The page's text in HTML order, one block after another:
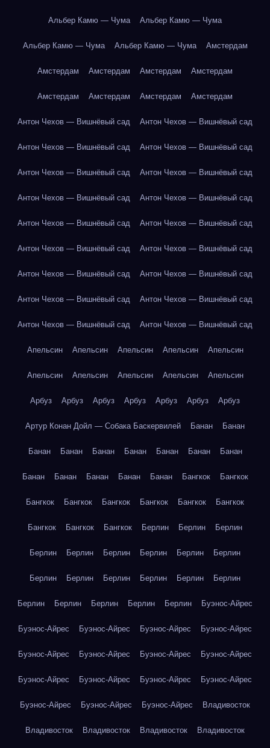
Альбер Камю — Чума Альбер Камю — Чума
Альбер Камю — Чума Альбер Камю — Чума Амстердам
Амстердам Амстердам Амстердам Амстердам
Амстердам Амстердам Амстердам Амстердам
Антон Чехов — Вишнёвый сад Антон Чехов — Вишнёвый сад
Антон Чехов — Вишнёвый сад Антон Чехов — Вишнёвый сад
Антон Чехов — Вишнёвый сад Антон Чехов — Вишнёвый сад
Антон Чехов — Вишнёвый сад Антон Чехов — Вишнёвый сад
Антон Чехов — Вишнёвый сад Антон Чехов — Вишнёвый сад
Антон Чехов — Вишнёвый сад Антон Чехов — Вишнёвый сад
Антон Чехов — Вишнёвый сад Антон Чехов — Вишнёвый сад
Антон Чехов — Вишнёвый сад Антон Чехов — Вишнёвый сад
Антон Чехов — Вишнёвый сад Антон Чехов — Вишнёвый сад
Апельсин Апельсин Апельсин Апельсин Апельсин
Апельсин Апельсин Апельсин Апельсин Апельсин
Арбуз Арбуз Арбуз Арбуз Арбуз Арбуз Арбуз
Артур Конан Дойл — Собака Баскервилей Банан Банан
Банан Банан Банан Банан Банан Банан Банан
Банан Банан Банан Банан Банан Бангкок Бангкок
Бангкок Бангкок Бангкок Бангкок Бангкок Бангкок
Бангкок Бангкок Бангкок Берлин Берлин Берлин
Берлин Берлин Берлин Берлин Берлин Берлин
Берлин Берлин Берлин Берлин Берлин Берлин
Берлин Берлин Берлин Берлин Берлин Буэнос-Айрес
Буэнос-Айрес Буэнос-Айрес Буэнос-Айрес Буэнос-Айрес
Буэнос-Айрес Буэнос-Айрес Буэнос-Айрес Буэнос-Айрес
Буэнос-Айрес Буэнос-Айрес Буэнос-Айрес Буэнос-Айрес
Буэнос-Айрес Буэнос-Айрес Буэнос-Айрес Владивосток
Владивосток Владивосток Владивосток Владивосток